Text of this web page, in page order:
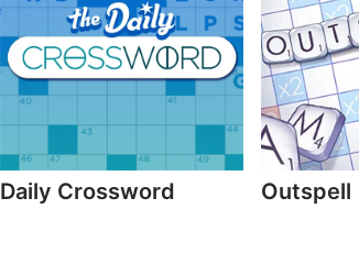
Daily Crossword Outspell